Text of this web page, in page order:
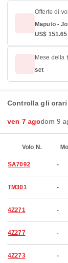
Offerte di
Maputo -
US$ 151.65
Mese della
set
Controlla gli
ven 7 agodom 9
Volo N.
SA7092 -
TM301 -
4Z271 -
4Z277 -
4Z273 -